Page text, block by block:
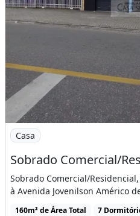
Imagem: Sobrado
Casa
Sobrado Comercial/
à Avenida Jovenilson Américo
160m² de Área Total 7